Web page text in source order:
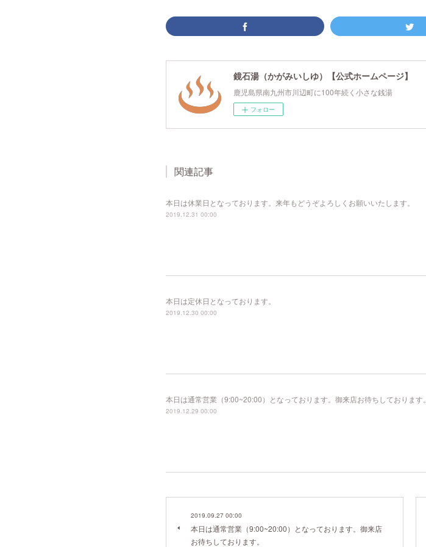
鏡石湯（かがみいしゆ）【公式ホームページ】
鹿児島県南九州市川辺町に100年続く小さな銭湯
フォロー
関連記事
本日は休業日となっております。来年もどうぞよろしくお願いいたします。
2019.12.31 00:00
本日は定休日となっております。
2019.12.30 00:00
本日は通常営業（9:00~20:00）となっております。御来店お待ちしております。
2019.12.29 00:00
2019.09.27 00:00
本日は通常営業（9:00~20:00）となっております。御来店
お待ちしております。